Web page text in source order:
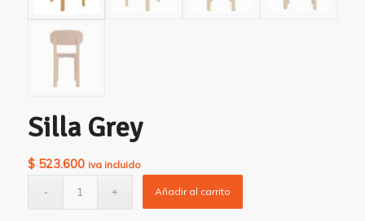
Silla Grey
$523.600 iva incluido
Añadir al carrito